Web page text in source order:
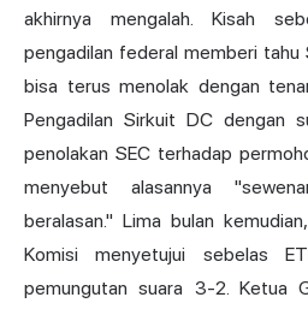
akhirnya mengalah. Kisah
pengadilan federal memberi tahu
bisa terus menolak dengan
Pengadilan Sirkuit DC dengan
penolakan SEC terhadap
menyebut alasannya
beralasan." Lima bulan
Komisi menyetujui sebelas
pemungutan suara 3-2. Ketua